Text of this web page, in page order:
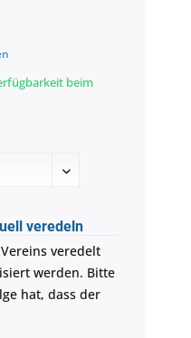
beim
veredeln
veredelt
werden. Bitte
hat, dass der